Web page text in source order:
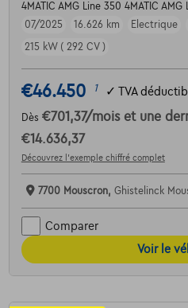
4MATIC AMG Line 350 4MATIC AMG
07/2025
16.626 km Electrique
215 kW ( 292 CV )
€46.450 1 ✓ TVA
Dès €701,37/mois et une
€14.636,37
Découvrez l’exemple chiffré complet
7700 Mouscron, Ghistelinck
Comparer
Voir le